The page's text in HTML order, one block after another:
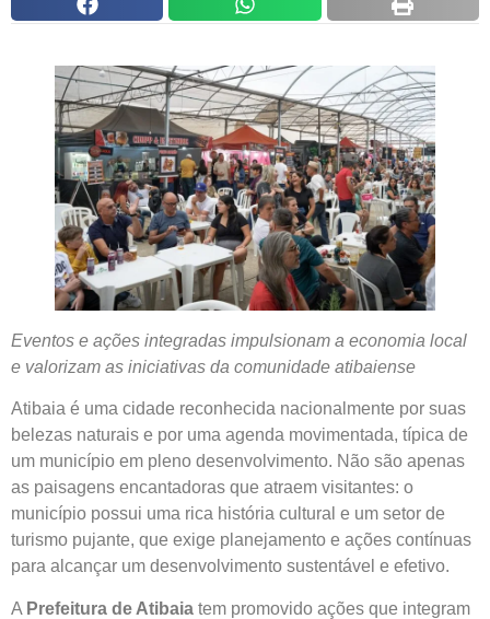
Eventos e ações integradas impulsionam a economia local
e valorizam as iniciativas da comunidade atibaiense
Atibaia é uma cidade reconhecida nacionalmente por suas
belezas naturais e por uma agenda movimentada, típica de
um município em pleno desenvolvimento. Não são apenas
as paisagens encantadoras que atraem visitantes: o
município possui uma rica história cultural e um setor de
turismo pujante, que exige planejamento e ações contínuas
para alcançar um desenvolvimento sustentável e efetivo.
A Prefeitura de Atibaia tem promovido ações que integram